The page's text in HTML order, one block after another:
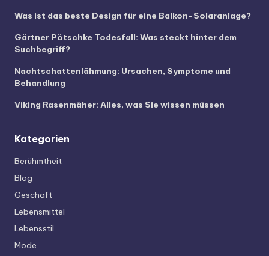
Was ist das beste Design für eine Balkon-Solaranlage?
Gärtner Pötschke Todesfall: Was steckt hinter dem
Suchbegriff?
Nachtschattenlähmung: Ursachen, Symptome und
Behandlung
Viking Rasenmäher: Alles, was Sie wissen müssen
Kategorien
Berühmtheit
Blog
Geschäft
Lebensmittel
Lebensstil
Mode